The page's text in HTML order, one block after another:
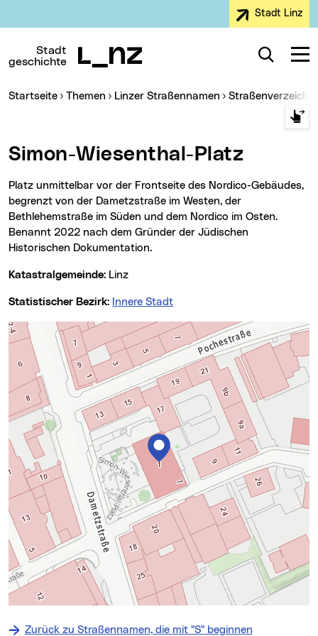
Stadt Linz
Stadt
geschichte
Suche
Sie sind hier:
Startseite Themen Linzer Straßennamen
Simon-Wiesenthal-Platz
Platz unmittelbar vor der Frontseite des Nordico-Gebäudes,
begrenzt von der Dametzstraße im Westen, der
Bethlehemstraße im Süden und dem Nordico im Osten.
Benannt 2022 nach dem Gründer der Jüdischen
Historischen Dokumentation.
Katastralgemeinde: Linz
Statistischer Bezirk: Innere Stadt
Karte überspringen
Zurück zu Straßennamen, die mit "S" beginnen